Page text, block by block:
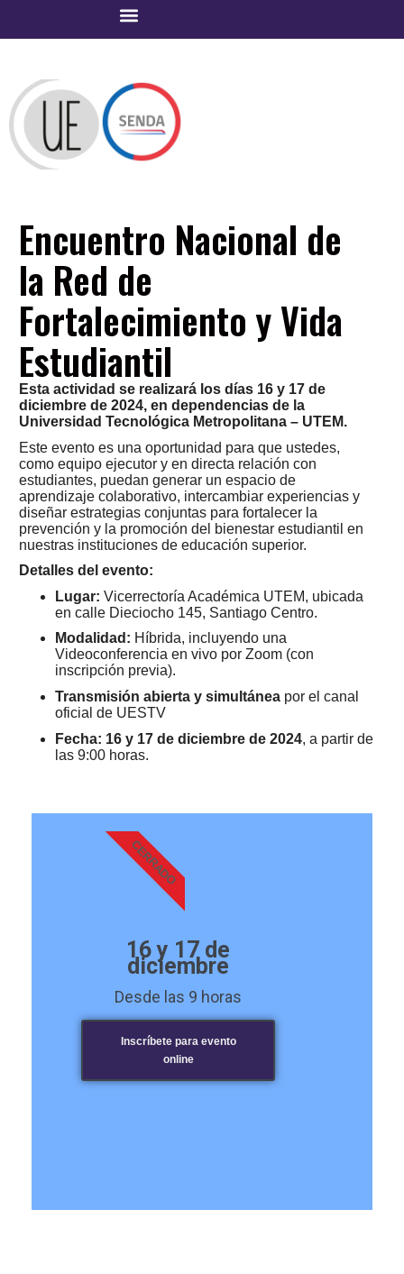
Encuentro Nacional de
la Red de
Fortalecimiento y Vida
Estudiantil
Esta actividad se realizará los días 16 y 17 de
diciembre de 2024, en dependencias de la
Universidad Tecnológica Metropolitana – UTEM.
Este evento es una oportunidad para que ustedes,
como equipo ejecutor y en directa relación con
estudiantes, puedan generar un espacio de
aprendizaje colaborativo, intercambiar experiencias y
diseñar estrategias conjuntas para fortalecer la
prevención y la promoción del bienestar estudiantil en
nuestras instituciones de educación superior.
Detalles del evento:
Lugar: Vicerrectoría Académica UTEM, ubicada
en calle Dieciocho 145, Santiago Centro.
Modalidad: Híbrida, incluyendo una
Videoconferencia en vivo por Zoom (con
inscripción previa).
Transmisión abierta y simultánea por el canal
oficial de UESTV
Fecha: 16 y 17 de diciembre de 2024, a partir de
las 9:00 horas.
16 y 17 de
diciembre
Desde las 9 horas
Inscríbete para evento
online
CERRADO